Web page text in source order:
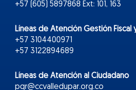
+57 (605) 5897868 Ext: 101, 163
Líneas de Atención Gestión Fiscal
+57 3104400971
+57 3122894689
Líneas de Atención al Ciudadano
pqr@ccvalledupar.org.co